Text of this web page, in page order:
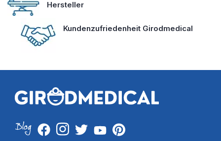
Hersteller
Kundenzufriedenheit Girodmedical